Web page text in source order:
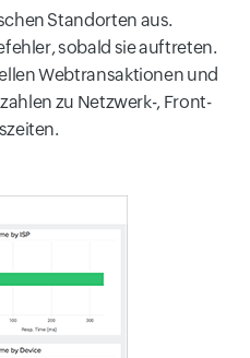
Standorten aus.
sobald sie auftreten.
Webtransaktionen und
zu Netzwerk-, Front-